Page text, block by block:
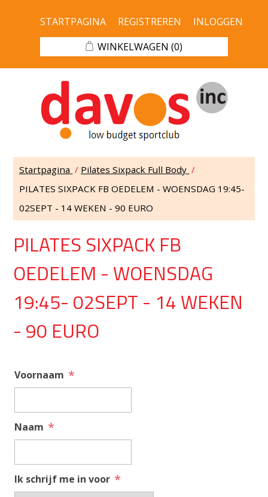
STARTPAGINA REGISTREREN
INLOGGEN
WINKELWAGEN (0)
Startpagina / Pilates Sixpack Full Body /
PILATES SIXPACK FB OEDELEM - WOENSDAG 19:45-
02SEPT - 14 WEKEN - 90 EURO
PILATES SIXPACK FB
OEDELEM - WOENSDAG
19:45- 02SEPT - 14 WEKEN
- 90 EURO
Voornaam *
Naam *
Ik schrijf me in voor *